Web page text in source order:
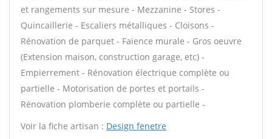
et rangements sur mesure - Mezzanine - Stores -
Quincaillerie - Escaliers métalliques - Cloisons -
Rénovation de parquet - Faïence murale - Gros oeuvre
(Extension maison, construction garage, etc) -
Empierrement - Rénovation électrique complète ou
partielle - Motorisation de portes et portails -
Rénovation plomberie complète ou partielle -
Voir la fiche artisan : Design fenetre